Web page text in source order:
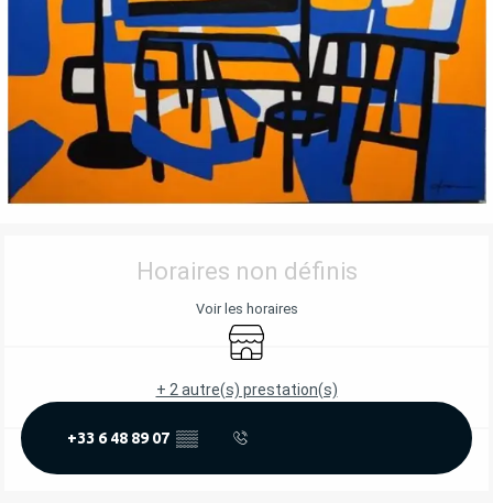
OUVERTURE ET COORDONNÉES
Horaires non définis
Voir les horaires
Boutique
+ 2 autre(s) prestation(s)
+33 6 48 89 07 ▒▒